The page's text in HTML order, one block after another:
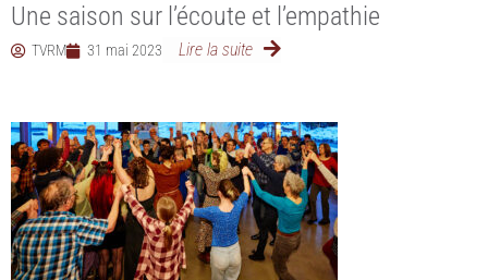
Une saison sur l’écoute et l’empathie
TVRM 31 mai 2023 Lire la suite